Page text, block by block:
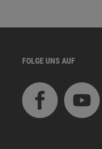
FOLGE UNS AUF